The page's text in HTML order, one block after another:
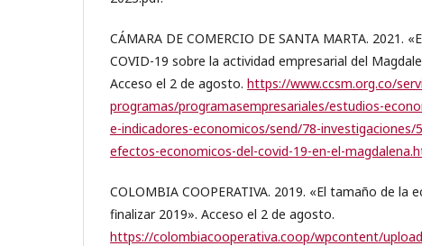
CÁMARA DE COMERCIO DE SANTA MARTA. 2021.
COVID-19 sobre la actividad empresarial del
Acceso el 2 de agosto. https://www.ccsm.org.co/
programas/programasempresariales/estudios-
e-indicadores-economicos/send/78-investigaciones/
efectos-economicos-del-covid-19-en-el-
COLOMBIA COOPERATIVA. 2019. «El tamaño de la
finalizar 2019». Acceso el 2 de agosto.
https://colombiacooperativa.coop/wpcontent/